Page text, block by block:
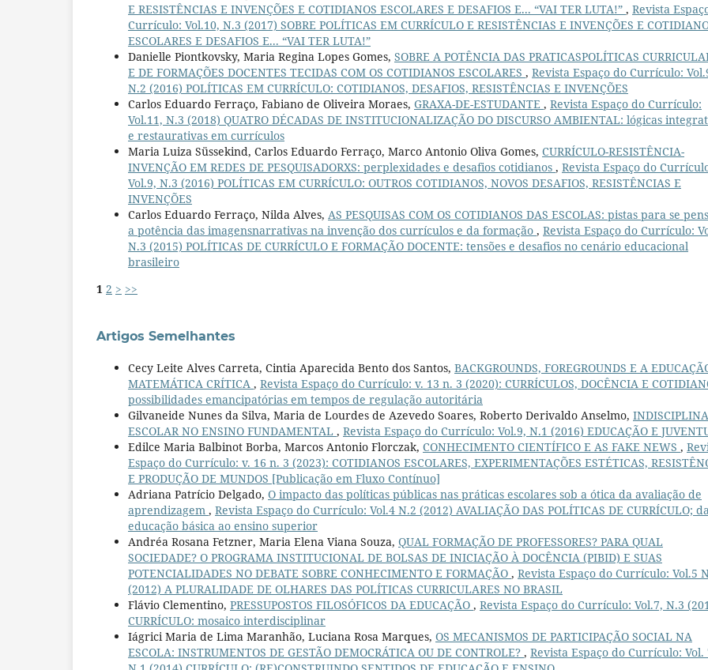
E RESISTÊNCIAS E INVENÇÕES E COTIDIANOS ESCOLARES E DESAFIOS E... “VAI TER LUTA!” , Revista
Currículo: Vol.10, N.3 (2017) SOBRE POLÍTICAS EM CURRÍCULO E RESISTÊNCIAS E INVENÇÕES E
ESCOLARES E DESAFIOS E... “VAI TER LUTA!”
Danielle Piontkovsky, Maria Regina Lopes Gomes, SOBRE A POTÊNCIA DAS PRATICASPOLÍTICAS
E DE FORMAÇÕES DOCENTES TECIDAS COM OS COTIDIANOS ESCOLARES , Revista Espaço do Currículo:
N.2 (2016) POLÍTICAS EM CURRÍCULO: COTIDIANOS, DESAFIOS, RESISTÊNCIAS E INVENÇÕES
Carlos Eduardo Ferraço, Fabiano de Oliveira Moraes, GRAXA-DE-ESTUDANTE , Revista Espaço do Currículo:
Vol.11, N.3 (2018) QUATRO DÉCADAS DE INSTITUCIONALIZAÇÃO DO DISCURSO AMBIENTAL: lógicas
e restaurativas em currículos
Maria Luiza Süssekind, Carlos Eduardo Ferraço, Marco Antonio Oliva Gomes, CURRÍCULO-RESISTÊNCIA-
INVENÇÃO EM REDES DE PESQUISADORXS: perplexidades e desafios cotidianos , Revista Espaço do
Vol.9, N.3 (2016) POLÍTICAS EM CURRÍCULO: OUTROS COTIDIANOS, NOVOS DESAFIOS, RESISTÊNCIAS E
INVENÇÕES
Carlos Eduardo Ferraço, Nilda Alves, AS PESQUISAS COM OS COTIDIANOS DAS ESCOLAS: pistas para se
a potência das imagensnarrativas na invenção dos currículos e da formação , Revista Espaço do Currículo:
N.3 (2015) POLÍTICAS DE CURRÍCULO E FORMAÇÃO DOCENTE: tensões e desafios no cenário educacional
brasileiro
1 2 > >>
Artigos Semelhantes
Cecy Leite Alves Carreta, Cintia Aparecida Bento dos Santos, BACKGROUNDS, FOREGROUNDS E A
MATEMÁTICA CRÍTICA , Revista Espaço do Currículo: v. 13 n. 3 (2020): CURRÍCULOS, DOCÊNCIA E
possibilidades emancipatórias em tempos de regulação autoritária
Gilvaneide Nunes da Silva, Maria de Lourdes de Azevedo Soares, Roberto Derivaldo Anselmo, INDISCIPLINA
ESCOLAR NO ENSINO FUNDAMENTAL , Revista Espaço do Currículo: Vol.9, N.1 (2016) EDUCAÇÃO E
Edilce Maria Balbinot Borba, Marcos Antonio Florczak, CONHECIMENTO CIENTÍFICO E AS FAKE NEWS ,
Espaço do Currículo: v. 16 n. 3 (2023): COTIDIANOS ESCOLARES, EXPERIMENTAÇÕES ESTÉTICAS,
E PRODUÇÃO DE MUNDOS [Publicação em Fluxo Contínuo]
Adriana Patrício Delgado, O impacto das políticas públicas nas práticas escolares sob a ótica da avaliação de
aprendizagem , Revista Espaço do Currículo: Vol.4 N.2 (2012) AVALIAÇÃO DAS POLÍTICAS DE CURRÍCULO; da
educação básica ao ensino superior
Andréa Rosana Fetzner, Maria Elena Viana Souza, QUAL FORMAÇÃO DE PROFESSORES? PARA QUAL
SOCIEDADE? O PROGRAMA INSTITUCIONAL DE BOLSAS DE INICIAÇÃO À DOCÊNCIA (PIBID) E SUAS
POTENCIALIDADES NO DEBATE SOBRE CONHECIMENTO E FORMAÇÃO , Revista Espaço do Currículo: Vol.5
(2012) A PLURALIDADE DE OLHARES DAS POLÍTICAS CURRICULARES NO BRASIL
Flávio Clementino, PRESSUPOSTOS FILOSÓFICOS DA EDUCAÇÃO , Revista Espaço do Currículo: Vol.7, N.3
CURRÍCULO: mosaico interdisciplinar
Iágrici Maria de Lima Maranhão, Luciana Rosa Marques, OS MECANISMOS DE PARTICIPAÇÃO SOCIAL NA
ESCOLA: INSTRUMENTOS DE GESTÃO DEMOCRÁTICA OU DE CONTROLE? , Revista Espaço do Currículo: Vol.